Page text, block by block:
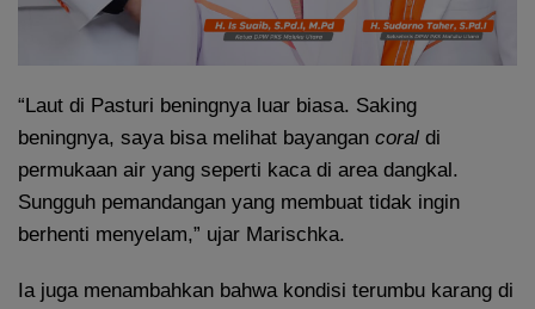
“Laut di Pasturi beningnya luar biasa. Saking
beningnya, saya bisa melihat bayangan coral di
permukaan air yang seperti kaca di area dangkal.
Sungguh pemandangan yang membuat tidak ingin
berhenti menyelam,” ujar Marischka.
Ia juga menambahkan bahwa kondisi terumbu karang di